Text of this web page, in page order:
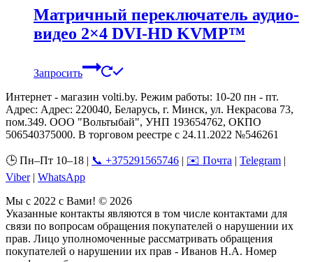
Матричный переключатель аудио-
видео 2×4 DVI-HD KVMP™
Запросить
Интернет - магазин volti.by. Режим работы: 10-20 пн - пт.
Адрес: Адрес: 220040, Беларусь, г. Минск, ул. Некрасова 73,
пом.349. ООО "Вольтыбай", УНП 193654762, ОКПО
506540375000. В торговом реестре с 24.11.2022 №546261
🕒 Пн–Пт 10–18 | 📞 +375291565746 | ✉️ Почта | Telegram |
Viber| WhatsApp
Мы с 2022 с Вами! © 2026
Указанные контакты являются в том числе контактами для
связи по вопросам обращения покупателей о нарушении их
прав. Лицо уполномоченные рассматривать обращения
покупателей о нарушении их прав - Иванов Н.А. Номер